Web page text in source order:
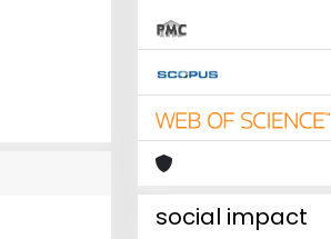
social impact